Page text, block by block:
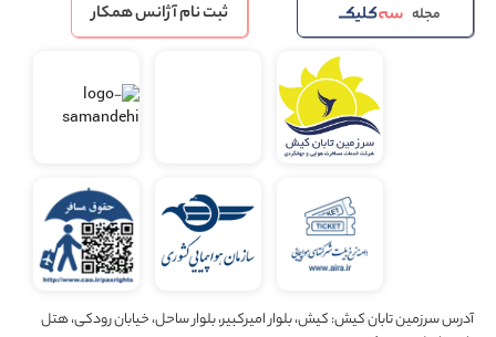
مجله ثبت نام آژانس همکار
آدرس سرزمین تابان کیش: کیش، بلوار امیرکبیر، بلوار ساحل، خیابان رودکی، هتل